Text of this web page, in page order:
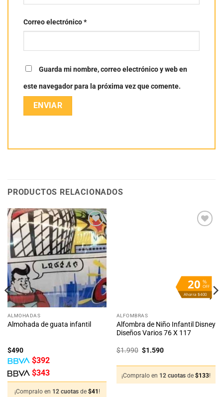
Correo electrónico*
Guarda mi nombre, correo electrónico y web en
este navegador para la próxima vez que comente.
PRODUCTOS RELACIONADOS
Añadir
a la
lista
de
deseos
ALMOHADAS
Almohada de guata infantil
$490
$392
$343
¡Compralo en 12 cuotas de $41 !
%
OFF
20
Ahorra $400
ALFOMBRAS
Alfombra de Niño Infantil Disney
Diseños Varios 76 X 117
$1.990 El
$1.990.
$1.590El
$1.590.
¡Compralo en 12 cuotas de $133!